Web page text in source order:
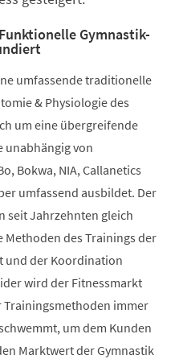
Gymnastik-
umfassende traditionelle
& Physiologie des
um eine übergreifende
unabhängig von
Bokwa, NIA, Callanetics
umfassend ausbildet. Der
seit Jahrzehnten gleich
des Trainings der
und der Koordination
wird der Fitnessmarkt
immer
um dem Kunden
Marktwert der Gymnastik